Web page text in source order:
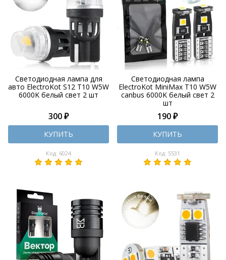
Светодиодная лампа для
авто ElectroKot S12 T10 W5W
6000K белый свет 2 шт
300 ₽
КУПИТЬ
Код: 6024
Светодиодная лампа
ElectroKot MiniMax T10 W5W
canbus 6000K белый свет 2
шт
190 ₽
КУПИТЬ
Код: 5531